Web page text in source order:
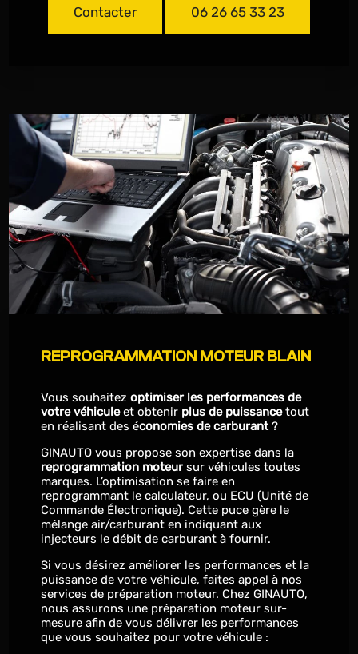
Contacter 06 26 65 33 23
REPROGRAMMATION MOTEUR BLAIN
Vous souhaitezoptimiser les performances de
votre véhiculeet obtenir plus de puissancetout
en réalisant des économies de carburant ?
GINAUTO vous propose son expertise dans la
reprogrammation moteursur véhicules toutes
marques. L’optimisation se faire en
reprogrammant le calculateur, ou ECU (Unité de
Commande Électronique). Cette puce gère le
mélange air/carburant en indiquant aux
injecteurs le débit de carburant à fournir.
Si vous désirez améliorer les performances et la
puissance de votre véhicule, faites appel à nos
services de préparation moteur. Chez GINAUTO,
nous assurons une préparation moteur sur-
mesure afin de vous délivrer les performances
que vous souhaitez pour votre véhicule :